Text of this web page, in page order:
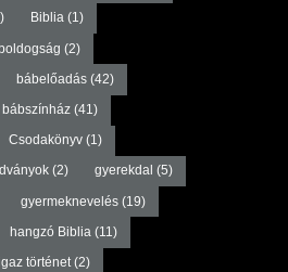
Biblia(1)
(2)
bábelőadás(42)
bábszínház(41)
Csodakönyv(1)
(2) gyerekdal (5)
gyermeknevelés(19)
hangzó Biblia(11)
történet(2)